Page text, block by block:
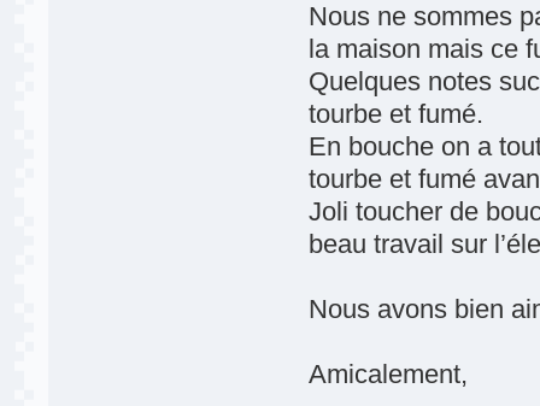
Nous ne sommes
la maison mais ce
Quelques notes
tourbe et fumé.
En bouche on a
tourbe et fumé
Joli toucher de
beau travail sur
Nous avons bien
Amicalement,